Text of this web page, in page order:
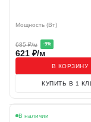
Мощность (Вт)
685₽/м -9%
621 ₽/м
В КОРЗИНУ
КУПИТЬ В 1
Акция
В наличии